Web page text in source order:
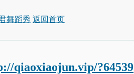
舞蹈秀 返回首页
qiaoxiaojun.vip/?64539